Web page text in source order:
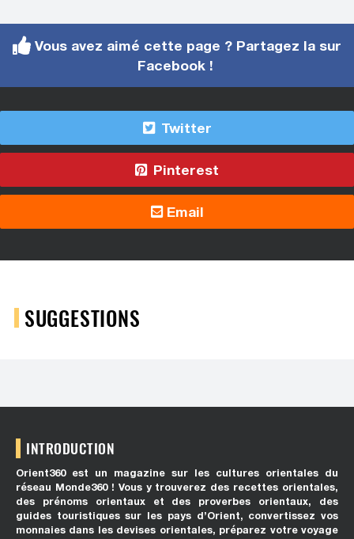
Vous avez aimé cette page ? Partagez la sur
Facebook !
Twitter
Pinterest
Email
SUGGESTIONS
INTRODUCTION
Orient360 est un magazine sur les cultures orientales du
réseau Monde360 ! Vous y trouverez des recettes orientales,
des prénoms orientaux et des proverbes orientaux, des
guides touristiques sur les pays d’Orient, convertissez vos
monnaies dans les devises orientales, préparez votre voyage